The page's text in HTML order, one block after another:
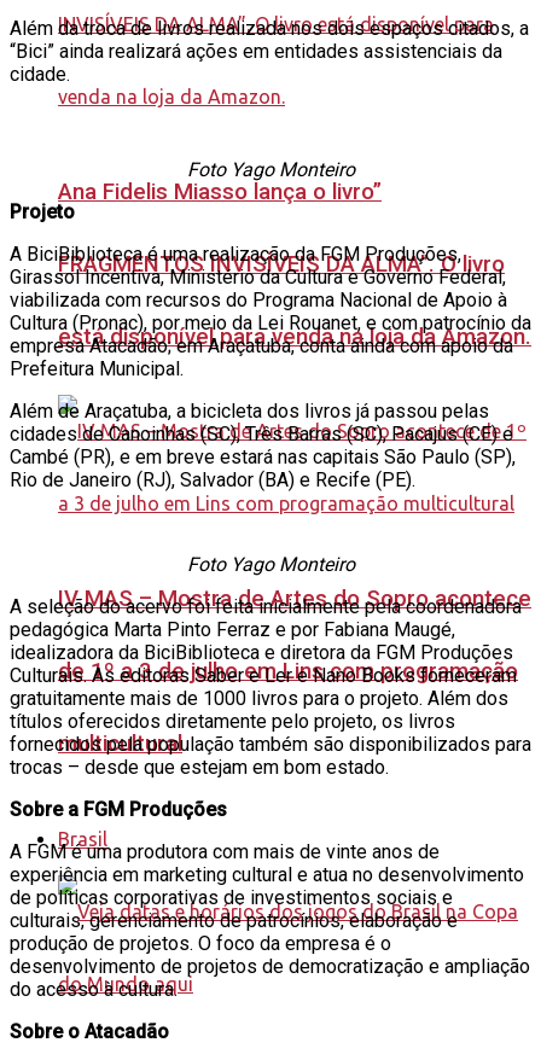
Ana Fidelis Miasso lança o livro”
FRAGMENTOS INVISÍVEIS DA ALMA”. O livro
está disponível para venda na loja da Amazon.
IV MAS – Mostra de Artes do Sopro acontece
de 1º a 3 de julho em Lins com programação
multicultural
Brasil
Além da troca de livros realizada nos dois espaços citados, a
“Bici” ainda realizará ações em entidades assistenciais da
cidade.
Foto Yago Monteiro
Projeto
A BiciBiblioteca é uma realização da FGM Produções,
Girassol Incentiva, Ministério da Cultura e Governo Federal,
viabilizada com recursos do Programa Nacional de Apoio à
Cultura (Pronac), por meio da Lei Rouanet, e com patrocínio da
empresa Atacadão; em Araçatuba, conta ainda com apoio da
Prefeitura Municipal.
Além de Araçatuba, a bicicleta dos livros já passou pelas
cidades de Canoinhas (SC), Três Barras (SC), Pacajus (CE) e
Cambé (PR), e em breve estará nas capitais São Paulo (SP),
Rio de Janeiro (RJ), Salvador (BA) e Recife (PE).
Foto Yago Monteiro
A seleção do acervo foi feita inicialmente pela coordenadora
pedagógica Marta Pinto Ferraz e por Fabiana Maugé,
idealizadora da BiciBiblioteca e diretora da FGM Produções
Culturais. As editoras Saber e Ler e Nano Books forneceram
gratuitamente mais de 1000 livros para o projeto. Além dos
títulos oferecidos diretamente pelo projeto, os livros
fornecidos pela população também são disponibilizados para
trocas – desde que estejam em bom estado.
Sobre a FGM Produções
A FGM é uma produtora com mais de vinte anos de
experiência em marketing cultural e atua no desenvolvimento
de políticas corporativas de investimentos sociais e
culturais, gerenciamento de patrocínios, elaboração e
produção de projetos. O foco da empresa é o
desenvolvimento de projetos de democratização e ampliação
do acesso à cultura.
Sobre o Atacadão